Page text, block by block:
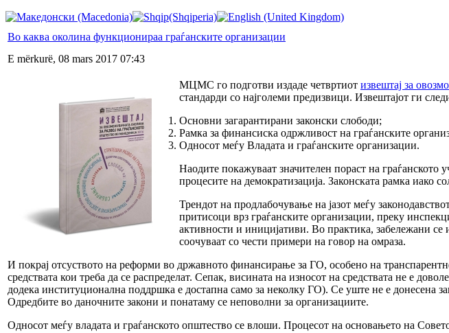
Во каква околина функционираа граѓанските организации
E mërkurë, 08 mars 2017 07:43
МЦМС го подготви издаде четвртиот извештај за
стандарди со најголеми предизвици. Извештајот ги
Основни загарантирани законски слободи;
Рамка за финансиска одржливост на граѓанските
Односот меѓу Владата и граѓанските организации.
Наодите покажуваат значителен пораст на граѓанското
процесите на демократизација. Законската рамка иако
Трендот на продлабочување на јазот меѓу
притисоци врз граѓанските организации, преку
активности и иницијативи. Во практика, забележани
соочуваат со чести примери на говор на омраза.
И покрај отсуството на реформи во државното финансирање за ГО, особено на
средствата кои треба да се распределат. Сепак, висината на износот на средствата не е
додека институционална поддршка е достапна само за неколку ГО). Се уште не е донесена
Одредбите во даночните закони и понатаму се неповолни за организациите.
Односот меѓу владата и граѓанското општество се влоши. Процесот на основањето на